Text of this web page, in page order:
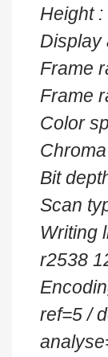
Height
Display
Frame
Frame
Color
Bit
Scan
Writing
r2538
ref=5 /